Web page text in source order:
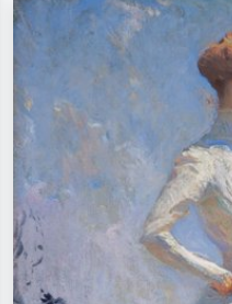
Recherchez par artiste, titre ou style –
ex. Monet, Nuit étoilée,
impressionnisme, vague de Hokusai,